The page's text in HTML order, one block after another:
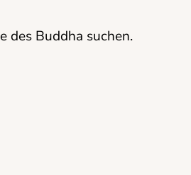
des Buddha suchen.